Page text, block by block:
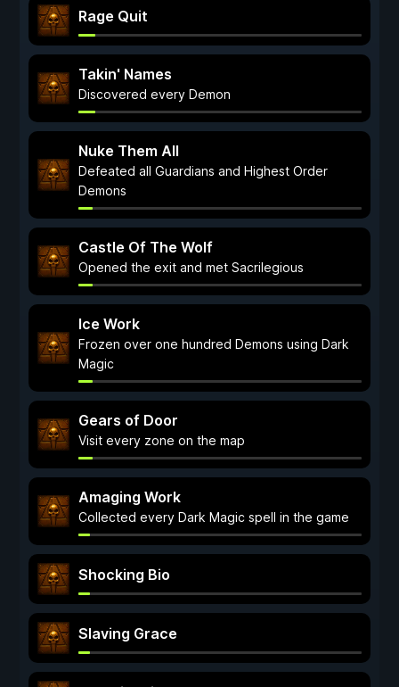
Rage Quit
Takin' Names
Discovered every Demon
Nuke Them All
Defeated all Guardians and Highest Order
Demons
Castle Of The Wolf
Opened the exit and met Sacrilegious
Ice Work
Frozen over one hundred Demons using Dark
Magic
Gears of Door
Visit every zone on the map
Amaging Work
Collected every Dark Magic spell in the game
Shocking Bio
Slaving Grace